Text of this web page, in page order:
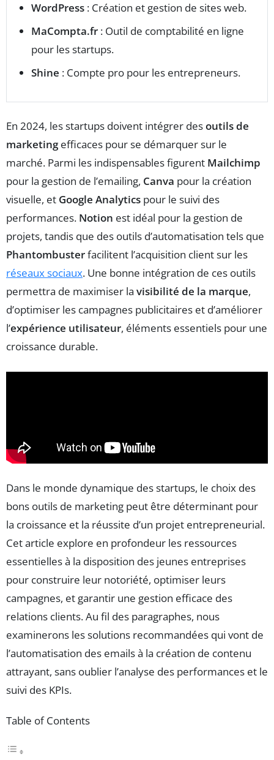
WordPress : Création et gestion de sites web.
MaCompta.fr : Outil de comptabilité en ligne
pour les startups.
Shine : Compte pro pour les entrepreneurs.
En 2024, les startups doivent intégrer desoutils de
marketingefficaces pour se démarquer sur le
marché. Parmi les indispensables figurent Mailchimp
pour la gestion de l’emailing, Canva pour la création
visuelle, et Google Analytics pour le suivi des
performances. Notion est idéal pour la gestion de
projets, tandis que des outils d’automatisation tels que
Phantombusterfacilitent l’acquisition client sur les
réseaux sociaux. Une bonne intégration de ces outils
permettra de maximiser la visibilité de la marque,
d’optimiser les campagnes publicitaires et d’améliorer
l’expérience utilisateur, éléments essentiels pour une
croissance durable.
Dans le monde dynamique des startups, le choix des
bons outils de marketing peut être déterminant pour
la croissance et la réussite d’un projet entrepreneurial.
Cet article explore en profondeur les ressources
essentielles à la disposition des jeunes entreprises
pour construire leur notoriété, optimiser leurs
campagnes, et garantir une gestion efficace des
relations clients. Au fil des paragraphes, nous
examinerons les solutions recommandées qui vont de
l’automatisation des emails à la création de contenu
attrayant, sans oublier l’analyse des performances et le
suivi des KPIs.
Table of Contents